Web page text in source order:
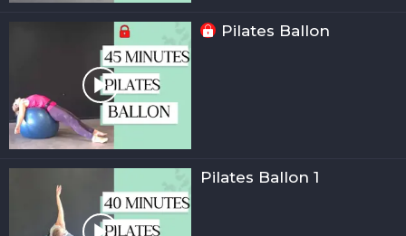
Pilates Ballon
Pilates Ballon 1